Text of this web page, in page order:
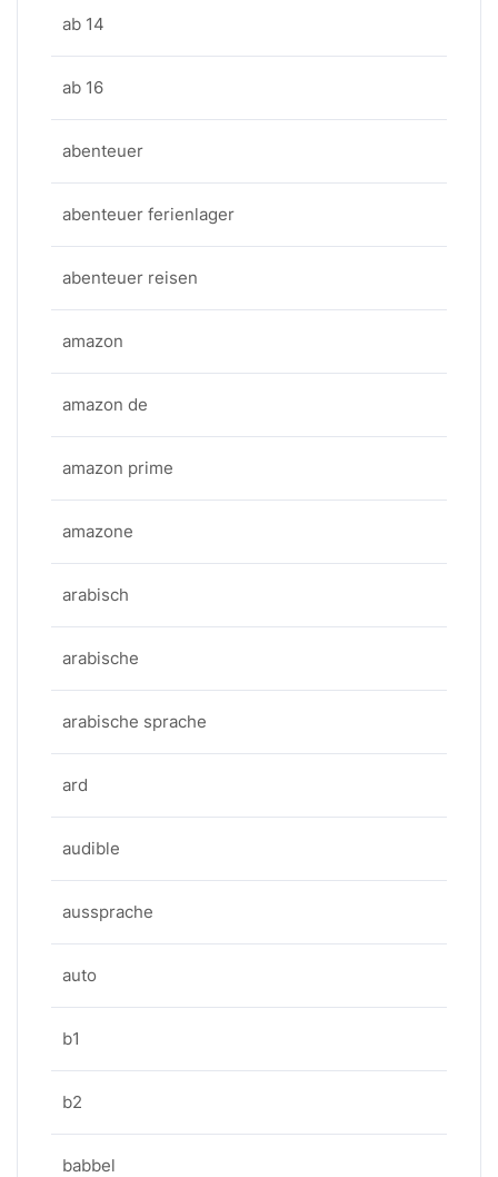
ab 14
ab 16
abenteuer
abenteuer ferienlager
abenteuer reisen
amazon
amazon de
amazon prime
amazone
arabisch
arabische
arabische sprache
ard
audible
aussprache
auto
b1
b2
babbel